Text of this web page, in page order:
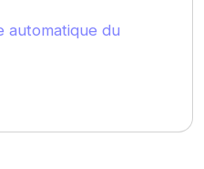
automatique du